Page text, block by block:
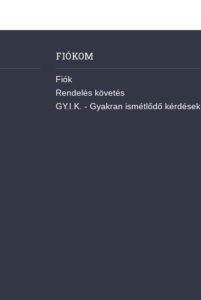
FIÓKOM
Fiók
Rendelés követés
GY.I.K. - Gyakran ismétlődő kérdések